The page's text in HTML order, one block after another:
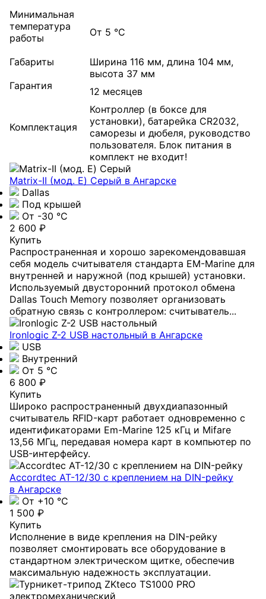
Минимальная
температура
работы
От 5 °С
Габариты
Ширина 116 мм, длина 104 мм,
высота 37 мм
Гарантия
12 месяцев
Комплектация
Контроллер (в боксе для
установки), батарейка CR2032,
саморезы и дюбеля, руководство
пользователя. Блок питания в
комплект не входит!
Matrix-II (мод. Е) Серый в Ангарске
Dallas
Под крышей
От -30 °С
2 600 ₽
Купить
Распространенная и хорошо зарекомендовавшая
себя модель считывателя стандарта EM-Marine для
внутренней и наружной (под крышей) установки.
Используемый двусторонний протокол обмена
Dallas Touch Memory позволяет организовать
обратную связь с контроллером: считыватель...
Ironlogic Z-2 USB настольный в Ангарске
USB
Внутренний
От 5 °С
6 800 ₽
Купить
Широко распространенный двухдиапазонный
считыватель RFID-карт работает одновременно с
идентификаторами Em-Marine 125 кГц и Mifare
13,56 МГц, передавая номера карт в компьютер по
USB-интерфейсу.
Accordtec AT-12/30 с креплением на DIN-рейку
в Ангарске
От +10 °С
1 500 ₽
Купить
Исполнение в виде крепления на DIN-рейку
позволяет смонтировать все оборудование в
стандартном электрическом щитке, обеспечив
максимальную надежность эксплуатации.